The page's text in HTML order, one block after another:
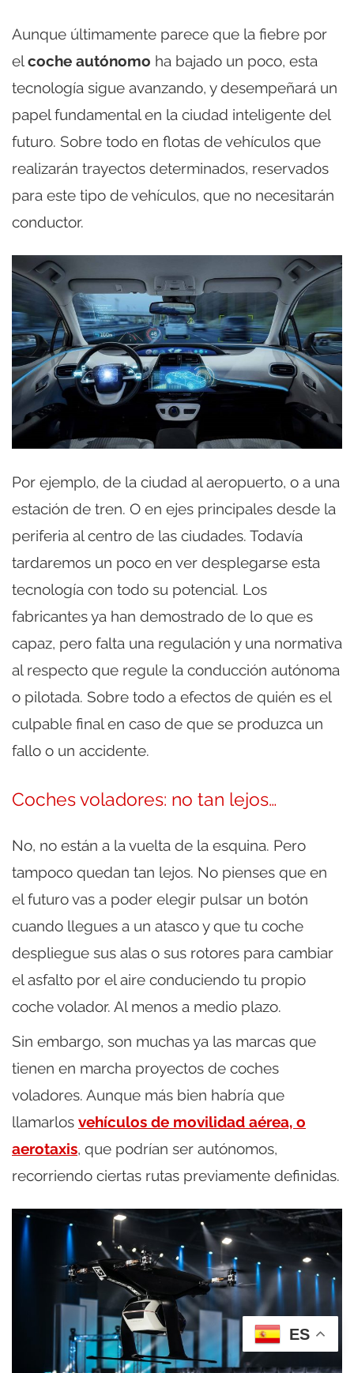
Aunque últimamente parece que la fiebre por
elcoche autónomo ha bajado un poco, esta
tecnología sigue avanzando, y desempeñará un
papel fundamental en la ciudad inteligente del
futuro. Sobre todo en flotas de vehículos que
realizarán trayectos determinados, reservados
para este tipo de vehículos, que no necesitarán
conductor.
Por ejemplo, de la ciudad al aeropuerto, o a una
estación de tren. O en ejes principales desde la
periferia al centro de las ciudades. Todavía
tardaremos un poco en ver desplegarse esta
tecnología con todo su potencial. Los
fabricantes ya han demostrado de lo que es
capaz, pero falta una regulación y una normativa
al respecto que regule la conducción autónoma
o pilotada. Sobre todo a efectos de quién es el
culpable final en caso de que se produzca un
fallo o un accidente.
Coches voladores: no tan lejos…
No, no están a la vuelta de la esquina. Pero
tampoco quedan tan lejos. No pienses que en
el futuro vas a poder elegir pulsar un botón
cuando llegues a un atasco y que tu coche
despliegue sus alas o sus rotores para cambiar
el asfalto por el aire conduciendo tu propio
coche volador. Al menos a medio plazo.
Sin embargo, son muchas ya las marcas que
tienen en marcha proyectos de coches
voladores. Aunque más bien habría que
llamarlos vehículos de movilidad aérea, o
aerotaxis, que podrían ser autónomos,
recorriendo ciertas rutas previamente definidas.
ES